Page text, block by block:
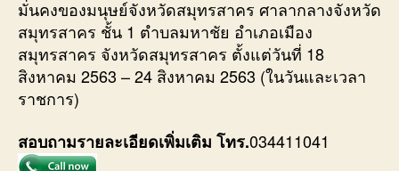
มั่นคงของมนุษย์จังหวัดสมุทรสาคร ศาลากลางจังหวัด
สมุทรสาคร ชั้น 1 ตำบลมหาชัย อำเภอเมือง
สมุทรสาคร จังหวัดสมุทรสาคร ตั้งแต่วันที่ 18
สิงหาคม 2563 – 24 สิงหาคม 2563 (ในวันและเวลา
ราชการ)
สอบถามรายละเอียดเพิ่มเติม โทร.034411041